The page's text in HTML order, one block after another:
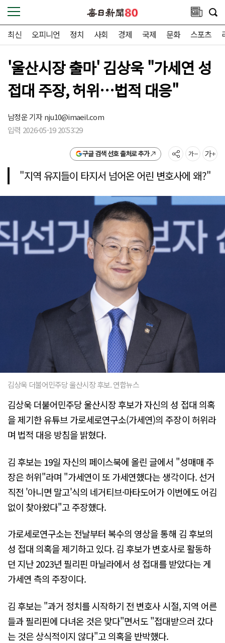
최신 오피니언 정치 사회 경제 국제 문화 스포츠
'울산시장 출마' 김상욱 "가세연 성
접대 주장, 허위…법적 대응"
남정운 기자nju10@imaeil.com
입력 2026-05-19 20:53:29
구글 검색 선호 출처로 추가
"지역 유지들이 타지서 넘어온 어린 변호사에 왜?"
김상욱 더불어민주당 울산시장 후보. 연합뉴스
김상욱 더불어민주당 울산시장 후보가 자신의 성 접대 의혹
을 제기한 유튜브 가로세로연구소(가세연)의 주장이 허위라
며 법적 대응 방침을 밝혔다.
김 후보는 19일 자신의 페이스북에 올린 글에서 "성매매 주
장은 허위"라며 "가세연이 또 가세연했다는 생각이다. 선거
직전 '아니면 말고'식의 네거티브·마타도어가 이번에도 어김
없이 찾아왔다"고 주장했다.
가로세로연구소는 전날부터 복수의 영상을 통해 김 후보의
성 접대 의혹을 제기하고 있다. 김 후보가 변호사로 활동하
던 지난 2023년 필리핀 마닐라에서 성 접대를 받았다는 게
가세연 측의 주장이다.
김 후보는 "과거 정치를 시작하기 전 변호사 시절, 지역 어른
들과 필리핀에 다녀온 것은 맞다"면서도 "접대받으러 갔다
는 것은 상식적이지 않다"고 의혹을 반박했다.